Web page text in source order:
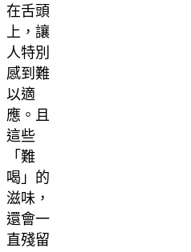
在舌頭
上，讓
人特別
感到難
以適
應。且
這些
「難
喝」的
滋味，
還會一
直殘留